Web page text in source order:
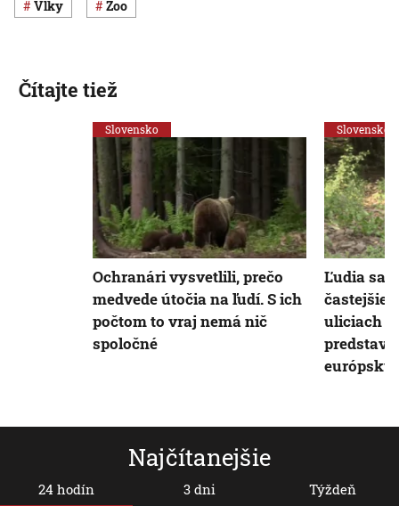
vlky zoo
Najčítanejšie
24 hodín 3 dni Týždeň
Čítajte tiež
Slovensko
Ochranári vysvetlili, prečo
medvede útočia na ľudí. S ich
počtom to vraj nemá nič
spoločné
Slovensko
Ľudia sa
častejšie
uliciach